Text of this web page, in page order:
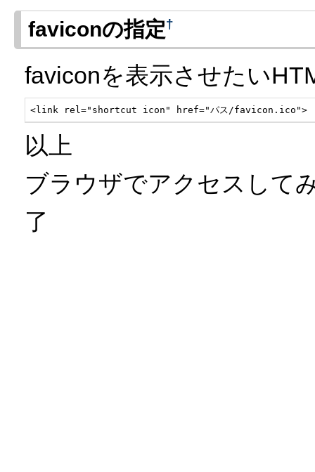
faviconの指定†
faviconを表示させたい
<link rel="shortcut icon" href="パス/favicon.ico">
以上
ブラウザでアクセスして
了